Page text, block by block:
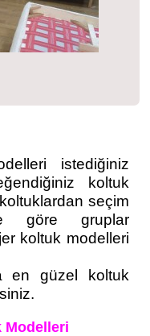
istediğiniz
koltuk
seçim
göre gruplar
koltuk modelleri
en güzel koltuk
Modelleri